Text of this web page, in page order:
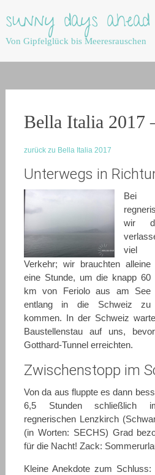
to
content
sunny days ahead
Von Gipfelglück bis Meeresrauschen
Bella Italia 2017
zurück zu Bella Italia 2017
Unterwegs in
Bei
wir
viel
Verkehr; wir brauchten alleine
eine Stunde, um die knapp 60
km von Feriolo aus am See
entlang in die Schweiz zu
kommen. In der Schweiz
Baustellenstau auf uns,
Gotthard-Tunnel erreichten.
Zwischenstopp im
Von da aus fluppte es dann
6,5 Stunden schließlich
regnerischen Lenzkirch
(in Worten: SECHS) Grad
für die Nacht! Zack:
Kleine Anekdote zum